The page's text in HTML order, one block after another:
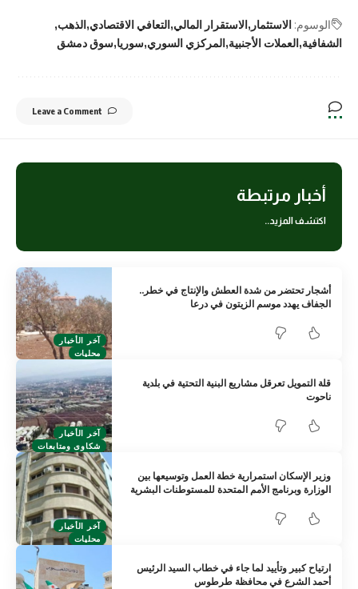
الوسوم: الاستثمار الاستقرار المالي التعافي الاقتصادي الذهب
الشفافية العملات الأجنبية المركزي السوري سوريا سوق دمشق
Leave a Comment
أخبار مرتبطة
اكتشف المزيد..
آخر الأخبار
محليات
أشجار تحتضر من شدة العطش والإنتاج في خطر..
الجفاف يهدد موسم الزيتون في درعا
آخر الأخبار
شكاوى ومتابعات
قلة التمويل تعرقل مشاريع البنية التحتية في بلدية
ناحوت
آخر الأخبار
محليات
وزير الإسكان استمرارية خطة العمل وتوسيعها بين
الوزارة وبرنامج الأمم المتحدة للمستوطنات البشرية
ارتياح كبير وتأييد لما جاء في خطاب السيد الرئيس
أحمد الشرع في محافظة طرطوس